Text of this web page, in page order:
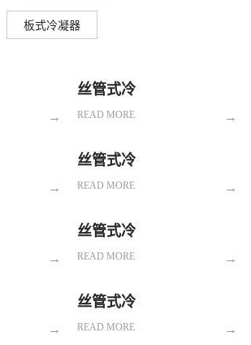
板式冷凝器
→
丝管式冷
凝器
READ MORE →
→
丝管式冷
凝器
READ MORE →
→
丝管式冷
凝器
READ MORE →
→
丝管式冷
凝器
READ MORE →